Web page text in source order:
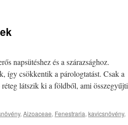
napsütéshez és a szárazsághoz.
így csökkentik a párologtatást. Csak a
látszik ki a földből, ami összegyűjti
, Aizoaceae, Fenestraria, kavicsnövény,